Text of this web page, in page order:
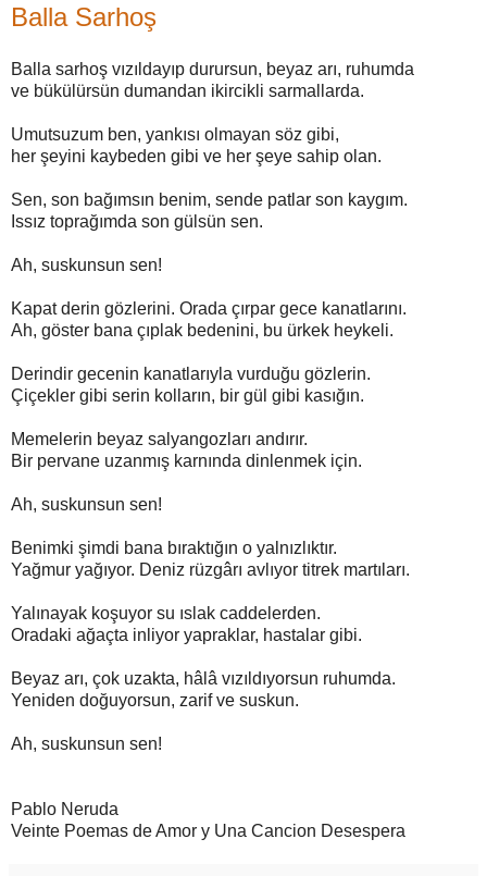
Balla Sarhoş
Balla sarhoş vızıldayıp durursun, beyaz arı, ruhumda
ve bükülürsün dumandan ikircikli sarmallarda.
Umutsuzum ben, yankısı olmayan söz gibi,
her şeyini kaybeden gibi ve her şeye sahip olan.
Sen, son bağımsın benim, sende patlar son kaygım.
Issız toprağımda son gülsün sen.
Ah, suskunsun sen!
Kapat derin gözlerini. Orada çırpar gece kanatlarını.
Ah, göster bana çıplak bedenini, bu ürkek heykeli.
Derindir gecenin kanatlarıyla vurduğu gözlerin.
Çiçekler gibi serin kolların, bir gül gibi kasığın.
Memelerin beyaz salyangozları andırır.
Bir pervane uzanmış karnında dinlenmek için.
Ah, suskunsun sen!
Benimki şimdi bana bıraktığın o yalnızlıktır.
Yağmur yağıyor. Deniz rüzgârı avlıyor titrek martıları.
Yalınayak koşuyor su ıslak caddelerden.
Oradaki ağaçta inliyor yapraklar, hastalar gibi.
Beyaz arı, çok uzakta, hâlâ vızıldıyorsun ruhumda.
Yeniden doğuyorsun, zarif ve suskun.
Ah, suskunsun sen!
Pablo Neruda
Veinte Poemas de Amor y Una Cancion Desespera